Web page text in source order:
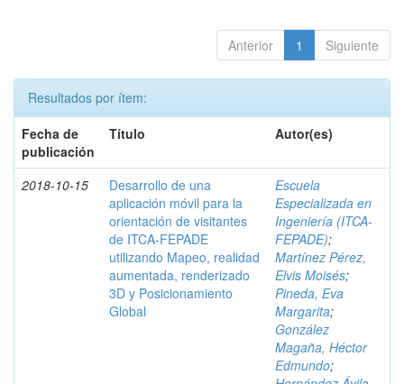
Anterior 1 Siguiente
Resultados por ítem:
Fecha de
publicación
Título Autor(es)
2018-10-15
Desarrollo de una
aplicación móvil para la
orientación de visitantes
de ITCA-FEPADE
utilizando Mapeo, realidad
aumentada, renderizado
3D y Posicionamiento
Global
Escuela
Especializada en
Ingeniería (ITCA-
FEPADE);
Martínez Pérez,
Elvis Moisés;
Pineda, Eva
Margarita;
González
Magaña, Héctor
Edmundo;